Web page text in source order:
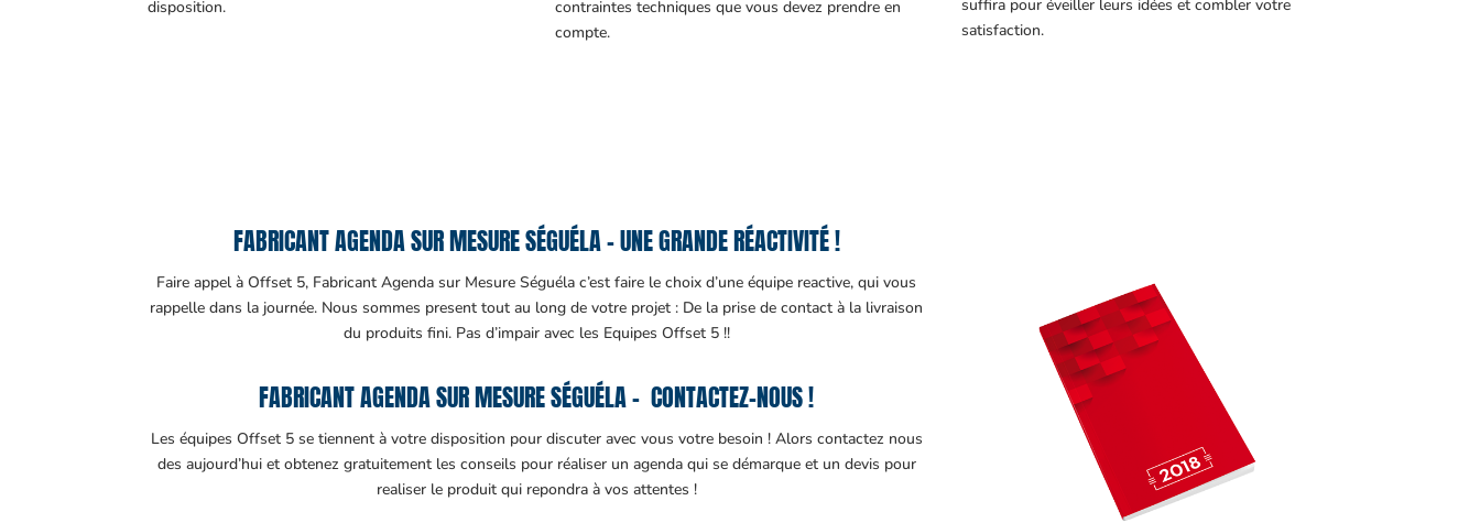
disposition.
contraintes techniques que vous devez prendre en
compte.
suffira pour éveiller leurs idées et combler votre
satisfaction.
FABRICANT AGENDA SUR MESURE SÉGUÉLA – UNE GRANDE RÉACTIVITÉ !
Faire appel à Offset 5, Fabricant Agenda sur Mesure Séguéla c’est faire le choix d’une équipe reactive, qui vous
rappelle dans la journée. Nous sommes present tout au long de votre projet : De la prise de contact à la livraison
du produits fini. Pas d’impair avec les Equipes Offset 5 !!
FABRICANT AGENDA SUR MESURE SÉGUÉLA – CONTACTEZ-NOUS !
Les équipes Offset 5 se tiennent à votre disposition pour discuter avec vous votre besoin ! Alors contactez nous
des aujourd’hui et obtenez gratuitement les conseils pour réaliser un agenda qui se démarque et un devis pour
realiser le produit qui repondra à vos attentes !